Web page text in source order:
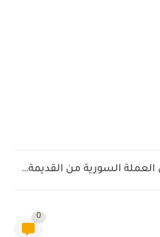
رابط تحويل العملة السورية من القديمة إلى الجديدة 2026
0